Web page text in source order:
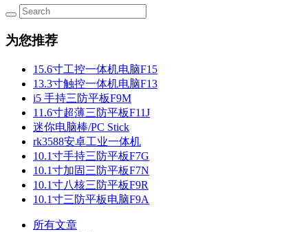
为您推荐
15.6寸工控一体机电脑F15
13.3寸触控一体机电脑F13
i5 手持三防平板F9M
11.6寸超薄三防平板F11J
迷你电脑棒/PC Stick
rk3588安卓工业一体机
10.1寸手持三防平板F7G
10.1寸加固三防平板F7N
10.1寸八核三防平板F9R
10.1寸三防平板电脑F9A
所有文章